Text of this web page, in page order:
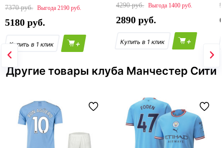
7370
2190
5180
+
4290
1400
2890
+
Другие товары клуба Манчестер Сити